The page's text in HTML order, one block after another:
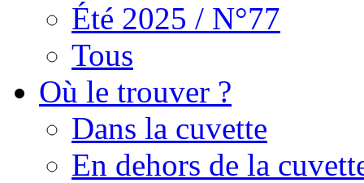
Été 2025 / N°77
Tous
Où le trouver ?
Dans la cuvette
En dehors de la